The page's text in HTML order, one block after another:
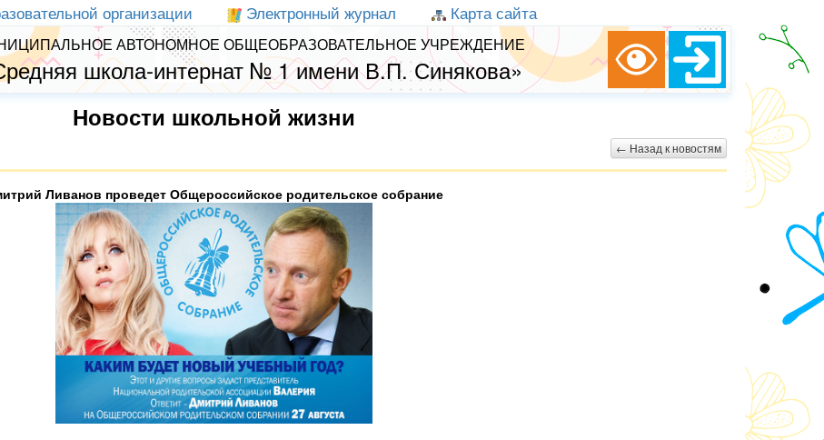
организации Электронный журнал Карта сайта
АВТОНОМНОЕ ОБЩЕОБРАЗОВАТЕЛЬНОЕ УЧРЕЖДЕНИЕ
школа-интернат № 1 имени В.П. Синякова»
Новости школьной жизни
← Назад к новостям
Ливанов проведет Общероссийское родительское собрание